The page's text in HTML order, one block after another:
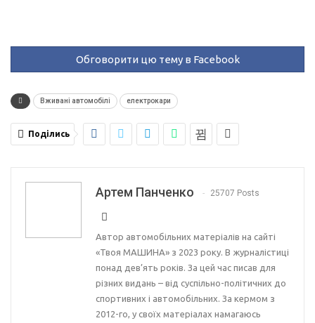
Обговорити цю тему в Facebook
Вживані автомобілі електрокари
Поділись
Артем Панченко 25707 Posts
Автор автомобільних матеріалів на сайті
«Твоя МАШИНА» з 2023 року. В журналістиці
понад дев’ять років. За цей час писав для
різних видань – від суспільно-політичних до
спортивних і автомобільних. За кермом з
2012-го, у своїх матеріалах намагаюсь